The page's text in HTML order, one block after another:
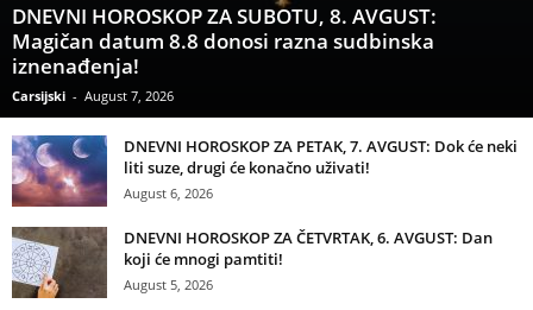
DNEVNI HOROSKOP ZA SUBOTU, 8. AVGUST:
Magičan datum 8.8 donosi razna sudbinska
iznenađenja!
Carsijski - August 7, 2026
DNEVNI HOROSKOP ZA PETAK, 7. AVGUST: Dok će neki
liti suze, drugi će konačno uživati!
August 6, 2026
DNEVNI HOROSKOP ZA ČETVRTAK, 6. AVGUST: Dan
koji će mnogi pamtiti!
August 5, 2026